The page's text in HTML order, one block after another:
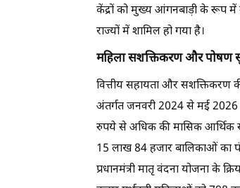
केंद्रों को मुख्य आंगनबाड़ी के रूप में
राज्यों में शामिल हो गया है।
महिला सशक्तिकरण और पोषण
वित्तीय सहायता और सशक्तिकरण
अंतर्गत जनवरी 2024 से मई
रुपये से अधिक की मासिक आर्थिक
15 लाख 84 हजार बालिकाओं का
प्रधानमंत्री मातृ वंदना योजना के